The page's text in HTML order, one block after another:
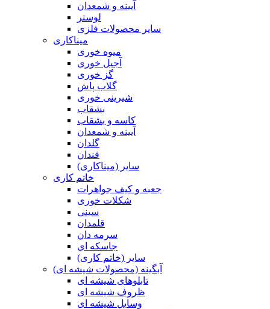
آیینه و شمعدان
لوستر
سایر محصولات فلزی
میناکاری
میوه خوری
آجیل خوری
گز خوری
گلاب پاش
شیرینی خوری
بشقاب
کاسه و بشقاب
آیینه و شمعدان
گلدان
قندان
سایر (میناکاری)
خاتم کاری
جعبه و کیف جواهرات
شکلات خوری
سینی
قلمدان
سرمه دان
جاسکه ای
سایر (خاتم کاری)
آبگینه (محصولات شیشه ای)
تابلوهای شیشه ای
ظروف شیشه ای
وسایل شیشه ای